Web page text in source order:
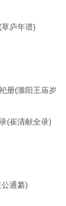
庐年谱)
(滁阳王庙岁
(崔清献全录)
通纂)